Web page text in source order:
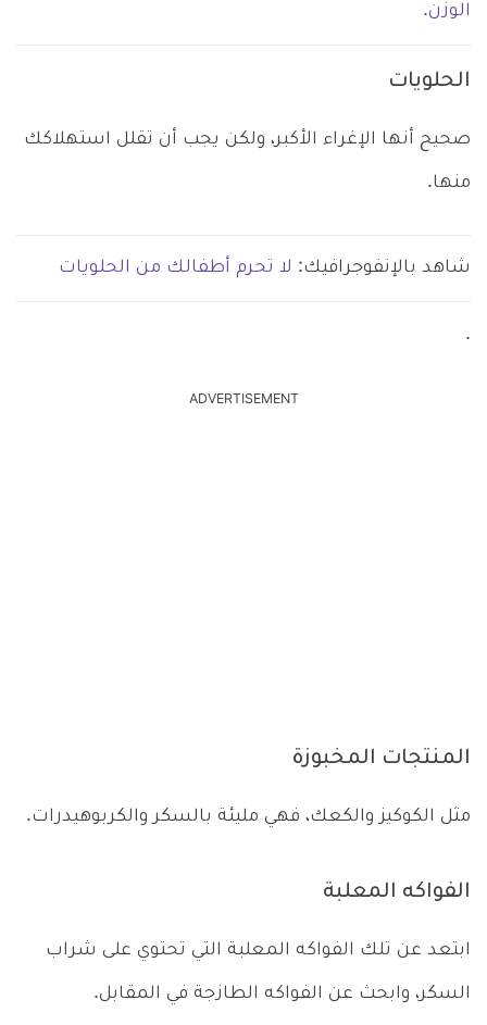
الوزن.
الحلويات
صحيح أنها الإغراء الأكبر، ولكن يجب أن تقلل استهلاكك
منها.
شاهد بالإنفوجرافيك: لا تحرم أطفالك من الحلويات
.
ADVERTISEMENT
المنتجات المخبوزة
مثل الكوكيز والكعك، فهي مليئة بالسكر والكربوهيدرات.
الفواكه المعلبة
ابتعد عن تلك الفواكه المعلبة التي تحتوي على شراب
السكر، وابحث عن الفواكه الطازجة في المقابل.